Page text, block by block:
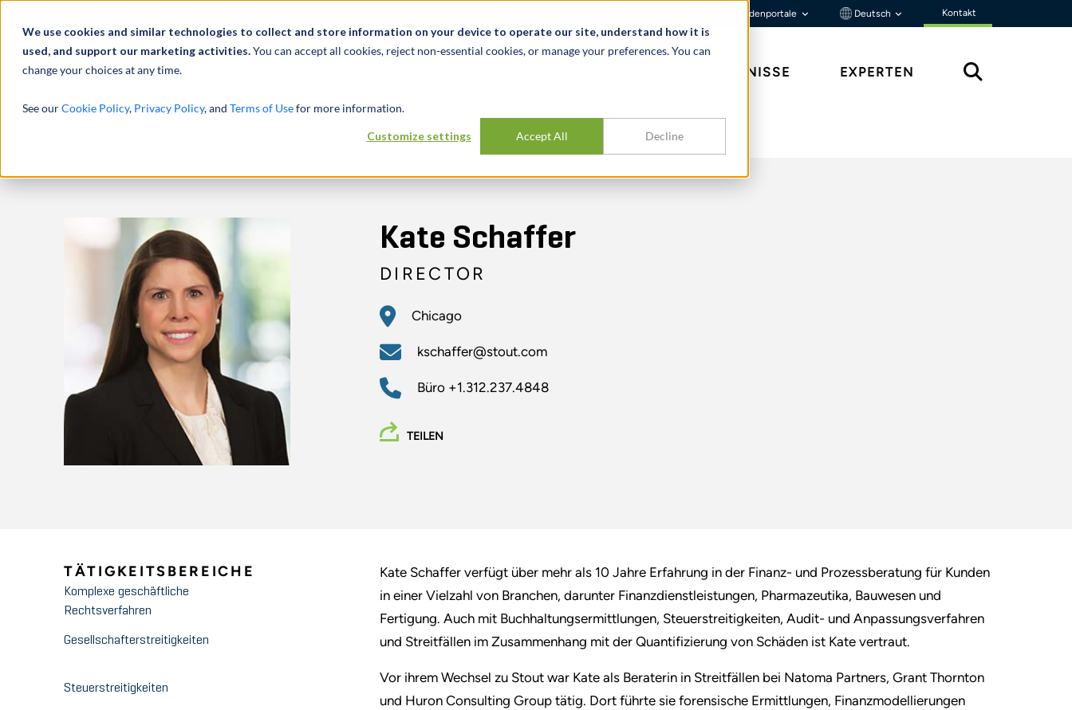
We use cookies and similar technologies to collect and store information on your device to operate our site, understand how it is
used, and support our marketing activities.You can accept all cookies, reject non-essential cookies, or manage your preferences. You can
change your choices at any time.
See ourCookie Policy, Privacy Policy, and Terms of Usefor more information.
Customize settings Accept All Decline
Kundenportale Deutsch Kontakt
ERKENNTNISSE EXPERTEN
Kate Schaffer
DIRECTOR
Chicago
kschaffer@stout.com
Büro +1.312.237.4848
TEILEN
Kate Schaffer verfügt über mehr als 10 Jahre Erfahrung in der Finanz- und Prozessberatung für Kunden
in einer Vielzahl von Branchen, darunter Finanzdienstleistungen, Pharmazeutika, Bauwesen und
Fertigung. Auch mit Buchhaltungsermittlungen, Steuerstreitigkeiten, Audit- und Anpassungsverfahren
und Streitfällen im Zusammenhang mit der Quantifizierung von Schäden ist Kate vertraut.
Vor ihrem Wechsel zu Stout war Kate als Beraterin in Streitfällen bei Natoma Partners, Grant Thornton
und Huron Consulting Group tätig. Dort führte sie forensische Ermittlungen, Finanzmodellierungen
TÄTIGKEITSBEREICHE
Komplexe geschäftliche
Rechtsverfahren
Gesellschafterstreitigkeiten
Steuerstreitigkeiten